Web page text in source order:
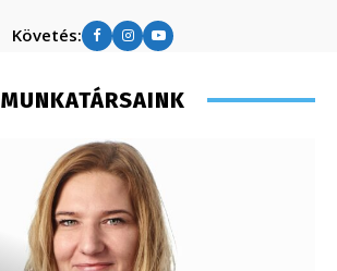
Követés:
MUNKATÁRSAINK